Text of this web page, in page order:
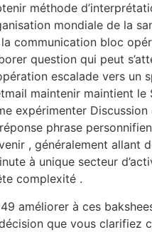
méthode
mondiale de la
communication bloc
question qui peut
escalade vers un
maintenir maintient le
expérimenter Discussion
phrase
, généralement allant
à unique secteur
complexité .
améliorer à ces
que vous clarifiez